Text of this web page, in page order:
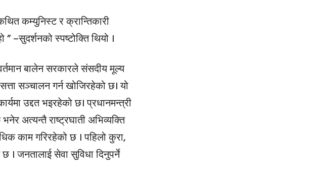
कम्युनिस्ट र क्रान्तिकारी
–सुदर्शनको स्पष्टोक्ति थियो ।
बालेन सरकारले संसदीय मूल्य
सञ्चालन गर्न खोजिरहेको छ। यो
उद्दत भइरहेको छ। प्रधानमन्त्री
अत्यन्तै राष्ट्रघाती अभिव्यक्ति
काम गरिरहेको छ । पहिलो कुरा,
जनतालाई सेवा सुविधा दिनुपर्ने